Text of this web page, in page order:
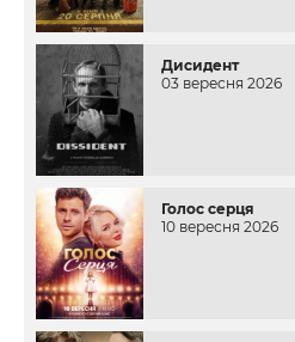
Дисидент
03 вересня 2026
Голос серця
10 вересня 2026